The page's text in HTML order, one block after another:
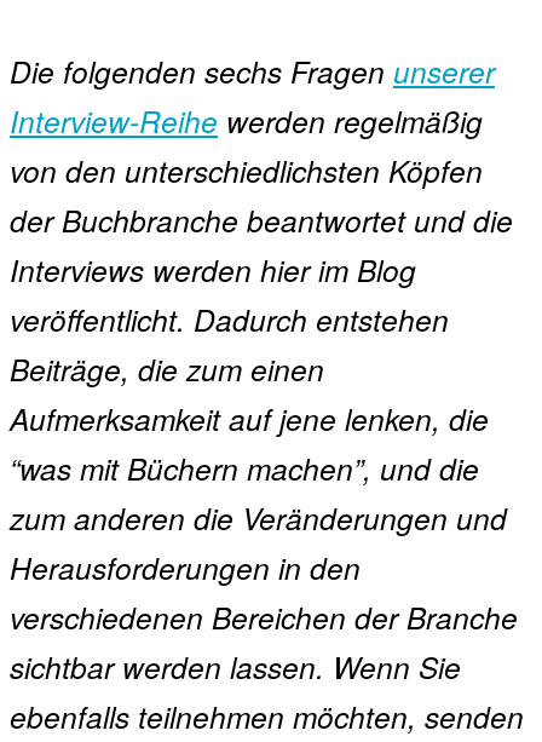
Die folgenden sechs Fragen unserer
Interview-Reihe werden regelmäßig
von den unterschiedlichsten Köpfen
der Buchbranche beantwortet und die
Interviews werden hier im Blog
veröffentlicht. Dadurch entstehen
Beiträge, die zum einen
Aufmerksamkeit auf jene lenken, die
“was mit Büchern machen”, und die
zum anderen die Veränderungen und
Herausforderungen in den
verschiedenen Bereichen der Branche
sichtbar werden lassen. Wenn Sie
ebenfalls teilnehmen möchten, senden